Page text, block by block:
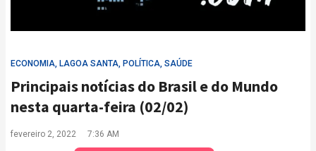
ECONOMIA, LAGOA SANTA, POLÍTICA, SAÚDE
Principais notícias do Brasil e do Mundo
nesta quarta-feira (02/02)
fevereiro 2, 2022 7:36 AM